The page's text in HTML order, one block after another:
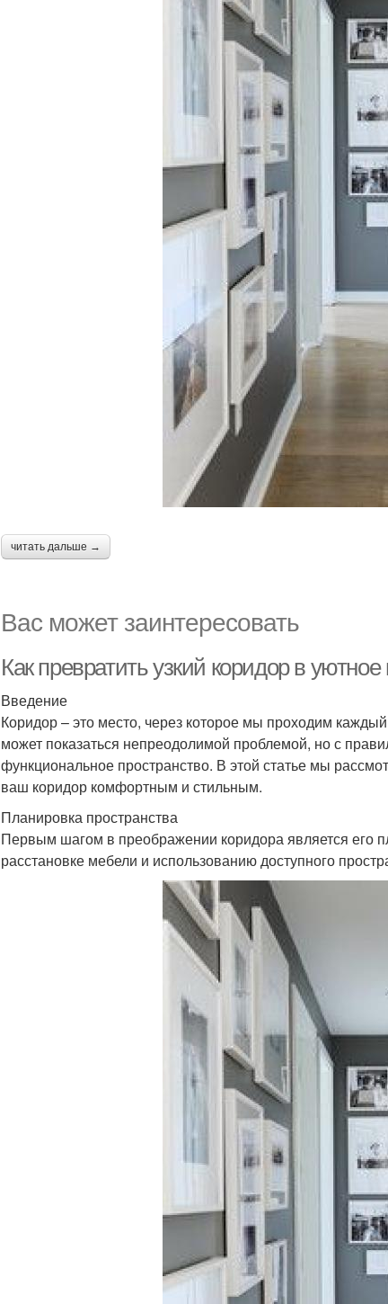
читать дальше →
Вас может заинтересовать
Как превратить узкий коридор в
Введение
Коридор – это место, через которое мы проходим
может показаться непреодолимой проблемой, но с
функциональное пространство. В этой статье мы
ваш коридор комфортным и стильным.
Планировка пространства
Первым шагом в преображении коридора является его
расстановке мебели и использованию доступного